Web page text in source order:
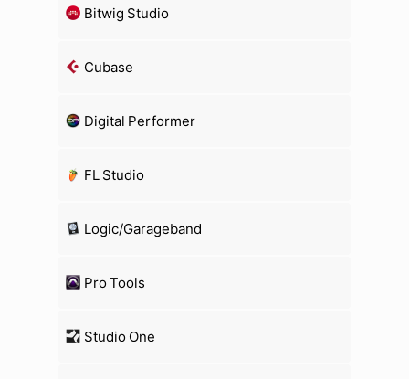
Bitwig Studio
Cubase
Digital Performer
FL Studio
Logic/Garageband
Pro Tools
Studio One